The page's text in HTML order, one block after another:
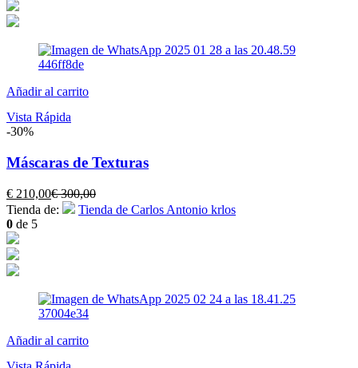
Añadir al carrito
Vista Rápida
-30%
Máscaras de Texturas
€ 210,00El
precio
€300,00El
precio
Tienda de:
Tienda de Carlos Antonio krlos
0 de 5
Añadir al carrito